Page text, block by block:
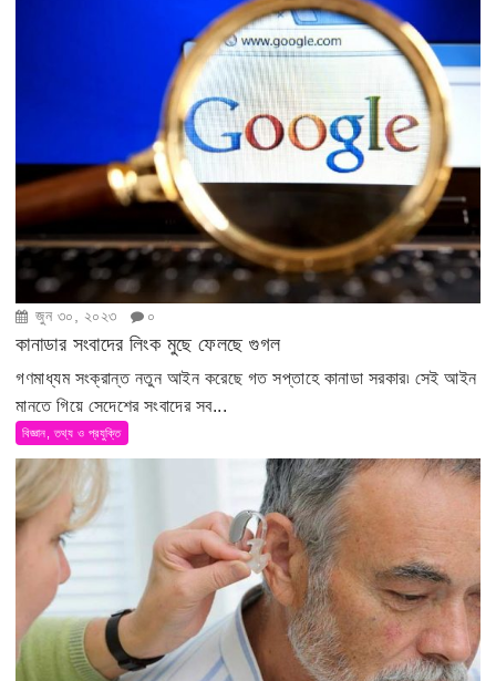
জুন ৩০, ২০২৩ ০
কানাডার সংবাদের লিংক মুছে ফেলছে গুগল
গণমাধ্যম সংক্রান্ত নতুন আইন করেছে গত সপ্তাহে কানাডা সরকার৷ সেই আইন
মানতে গিয়ে সেদেশের সংবাদের সব...
বিজ্ঞান, তথ্য ও প্রযুক্তি